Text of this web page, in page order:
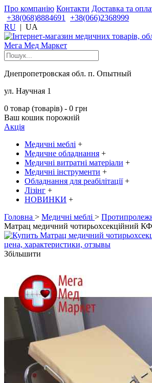
Про компанію Контакти Доставка та
+38(068)8884691
+38(066)2368999
RU | UA
Днепропетровская обл. п. Опытный
ул. Научная 1
0 товар (товарів) - 0 грн
Ваш кошик порожній
Акція
Медичні меблі +
Медичне обладнання +
Медичні витратні матеріали +
Медичні інструменти +
Обладнання для реабілітації +
Лізінг +
НОВИНКИ +
Головна > Медичні меблі >
Матрац медичний чотирьохсекційний
Збільшити